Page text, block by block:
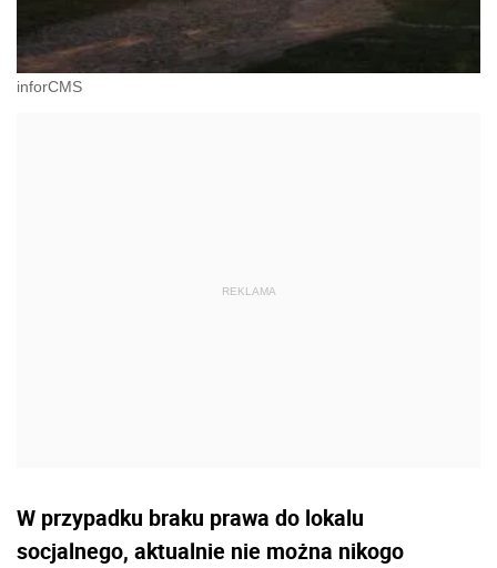
inforCMS
W przypadku braku prawa do lokalu
socjalnego, aktualnie nie można nikogo